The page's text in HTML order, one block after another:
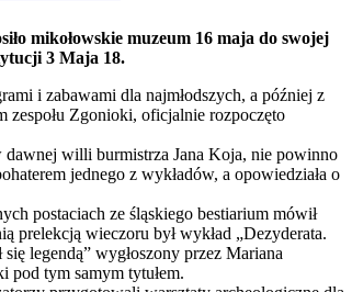
mikołowskie muzeum 16 maja do swojej
3 Maja 18.
i zabawami dla najmłodszych, a później z
zespołu Zgonioki, oficjalnie rozpoczęto
dawnej willi burmistrza Jana Koja, nie powinno
jednego z wykładów, a opowiedziała o
postaciach ze śląskiego bestiarium mówił
prelekcją wieczoru był wykład „Dezyderata.
legendą” wygłoszony przez Mariana
pod tym samym tytułem.